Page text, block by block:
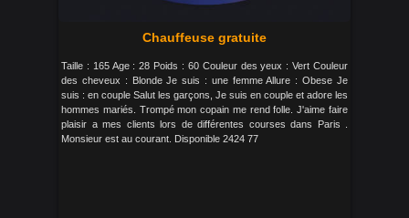
Chauffeuse gratuite
Taille : 165 Age : 28 Poids : 60 Couleur des yeux : Vert Couleur
des cheveux : Blonde Je suis : une femme Allure : Obese Je
suis : en couple Salut les garçons, Je suis en couple et adore les
hommes mariés. Trompé mon copain me rend folle. J'aime faire
plaisir a mes clients lors de différentes courses dans Paris .
Monsieur est au courant. Disponible 2424 77